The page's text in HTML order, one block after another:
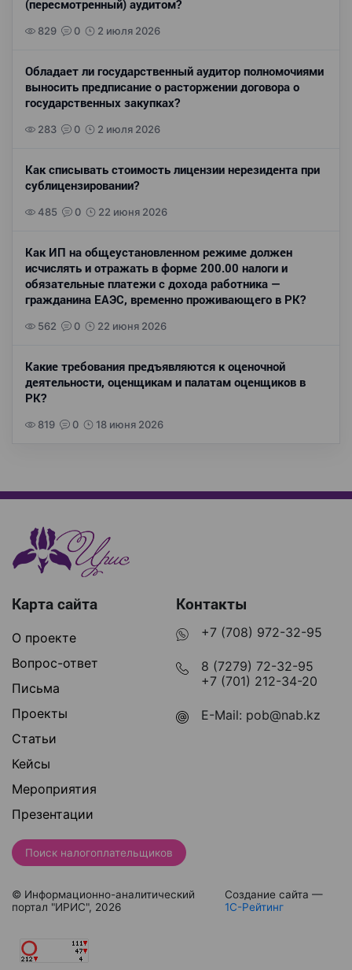
(пересмотренный) аудитом?
829 0 2 июля 2026
Обладает ли государственный аудитор полномочиями
выносить предписание о расторжении договора о
государственных закупках?
283 0 2 июля 2026
Как списывать стоимость лицензии нерезидента при
сублицензировании?
485 0 22 июня 2026
Как ИП на общеустановленном режиме должен
исчислять и отражать в форме 200.00 налоги и
обязательные платежи с дохода работника —
гражданина ЕАЭС, временно проживающего в РК?
562 0 22 июня 2026
Какие требования предъявляются к оценочной
деятельности, оценщикам и палатам оценщиков в
РК?
819 0 18 июня 2026
Карта сайта
О проекте
Вопрос-ответ
Письма
Проекты
Статьи
Кейсы
Мероприятия
Презентации
Контакты
+7 (708) 972-32-95
8 (7279) 72-32-95
+7 (701) 212-34-20
E-Mail: pob@nab.kz
Поиск налогоплательщиков
© Информационно-аналитический
портал "ИРИС", 2026
Создание сайта —
1С-Рейтинг